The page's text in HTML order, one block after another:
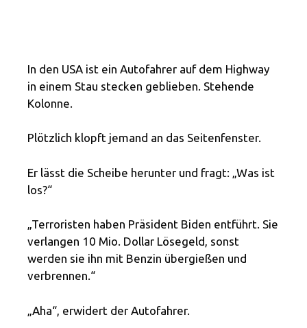
In den USA ist ein Autofahrer auf dem Highway
in einem Stau stecken geblieben. Stehende
Kolonne.
Plötzlich klopft jemand an das Seitenfenster.
Er lässt die Scheibe herunter und fragt: „Was ist
los?“
„Terroristen haben Präsident Biden entführt. Sie
verlangen 10 Mio. Dollar Lösegeld, sonst
werden sie ihn mit Benzin übergießen und
verbrennen.“
„Aha“, erwidert der Autofahrer.